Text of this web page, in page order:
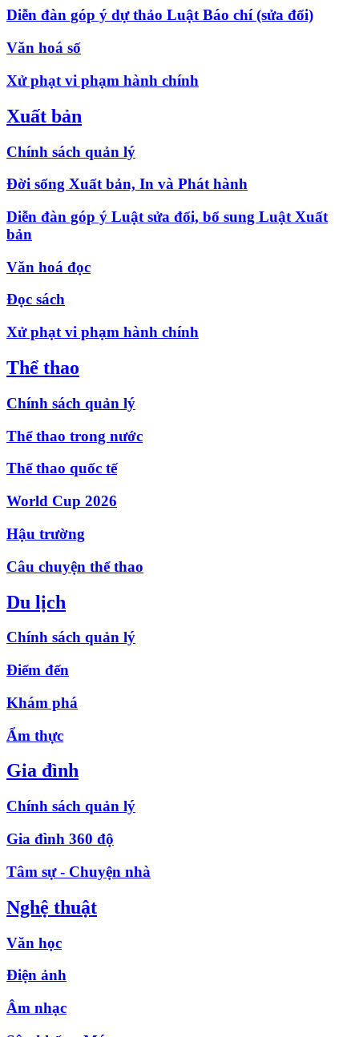
Diễn đàn góp ý dự thảo Luật Báo chí (sửa đổi)
Văn hoá số
Xử phạt vi phạm hành chính
Xuất bản
Chính sách quản lý
Đời sống Xuất bản, In và Phát hành
Diễn đàn góp ý Luật sửa đổi, bổ sung Luật Xuất
bản
Văn hoá đọc
Đọc sách
Xử phạt vi phạm hành chính
Thể thao
Chính sách quản lý
Thể thao trong nước
Thể thao quốc tế
World Cup 2026
Hậu trường
Câu chuyện thể thao
Du lịch
Chính sách quản lý
Điểm đến
Khám phá
Ẩm thực
Gia đình
Chính sách quản lý
Gia đình 360 độ
Tâm sự - Chuyện nhà
Nghệ thuật
Văn học
Điện ảnh
Âm nhạc